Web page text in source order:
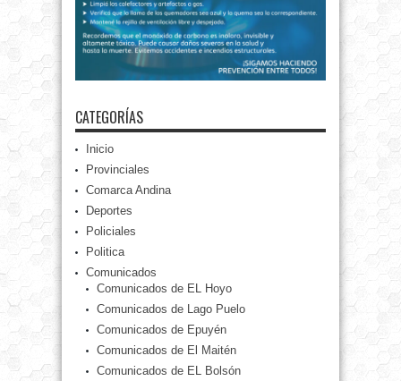
CATEGORÍAS
Inicio
Provinciales
Comarca Andina
Deportes
Policiales
Politica
Comunicados
Comunicados de EL Hoyo
Comunicados de Lago Puelo
Comunicados de Epuyén
Comunicados de El Maitén
Comunicados de EL Bolsón